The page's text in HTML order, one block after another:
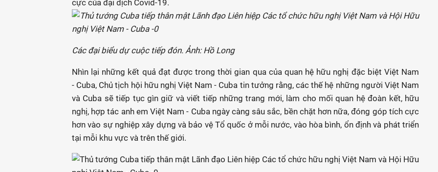
cực của đại dịch Covid-19.
Các đại biểu dự cuộc tiếp đón. Ảnh: Hồ Long
Nhìn lại những kết quả đạt được trong thời gian qua của quan hệ hữu nghị đặc biệt Việt Nam
- Cuba, Chủ tịch hội hữu nghị Việt Nam - Cuba tin tưởng rằng, các thế hệ những người Việt Nam
và Cuba sẽ tiếp tục gìn giữ và viết tiếp những trang mới, làm cho mối quan hệ đoàn kết, hữu
nghị, hợp tác anh em Việt Nam - Cuba ngày càng sâu sắc, bền chặt hơn nữa, đóng góp tích cực
hơn vào sự nghiệp xây dựng và bảo vệ Tổ quốc ở mỗi nước, vào hòa bình, ổn định và phát triển
tại mỗi khu vực và trên thế giới.